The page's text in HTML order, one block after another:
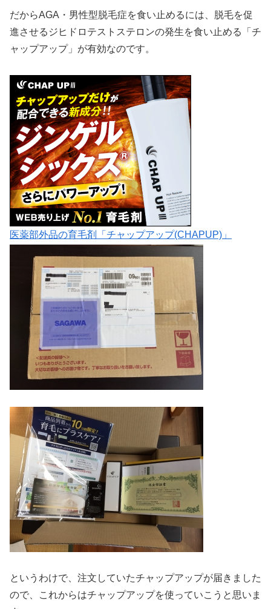
だからAGA・男性型脱毛症を食い止めるには、脱毛を促
進させるジヒドロテストステロンの発生を食い止める「チ
ャップアップ」が有効なのです。
医薬部外品の育毛剤「チャップアップ(CHAPUP)」
というわけで、注文していたチャップアップが届きました
ので、これからはチャップアップを使っていこうと思いま